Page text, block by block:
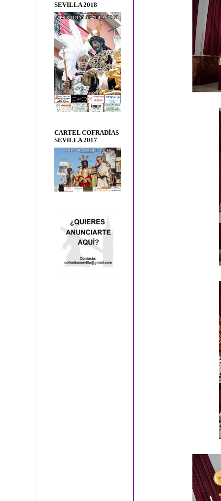
SEVILLA 2018
CARTEL COFRADÍAS
SEVILLA 2017